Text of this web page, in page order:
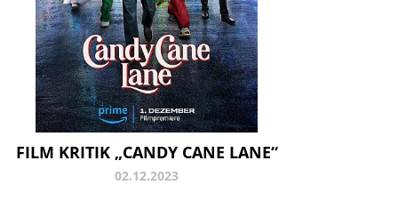
FILM KRITIK „CANDY CANE LANE“
02.12.2023